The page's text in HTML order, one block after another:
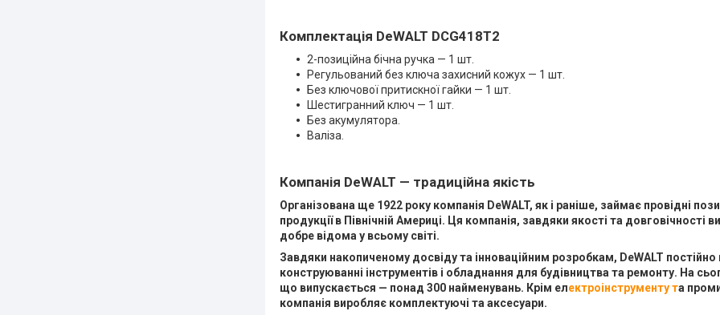
Комплектація DeWALT DCG418T2
2-позиційна бічна ручка — 1 шт.
Регульований без ключа захисний кожух — 1 шт.
Без ключової притискної гайки — 1 шт.
Шестигранний ключ — 1 шт.
Без акумулятора.
Валіза.
Компанія DeWALT — традиційна якість
Організована ще 1922 року компанія DeWALT, як і раніше, займає провідні
продукції в Північній Америці. Ця компанія, завдяки якості та довговічності
добре відома у всьому світі.
Завдяки накопиченому досвіду та інноваційним розробкам, DeWALT постійно
конструюванні інструментів і обладнання для будівництва та ремонту. На
що випускається — понад 300 найменувань. Крім електроінструменту та
компанія виробляє комплектуючі та аксесуари.